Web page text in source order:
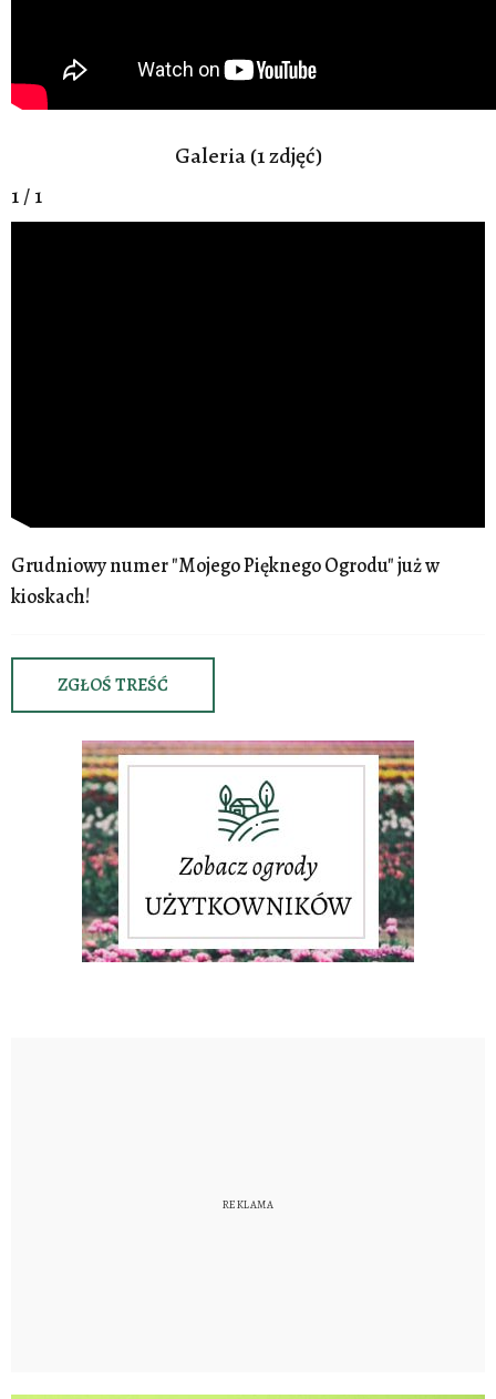
Galeria (1 zdjęć)
1 / 1
Grudniowy numer "Mojego Pięknego Ogrodu" już w
kioskach!
ZGŁOŚ TREŚĆ